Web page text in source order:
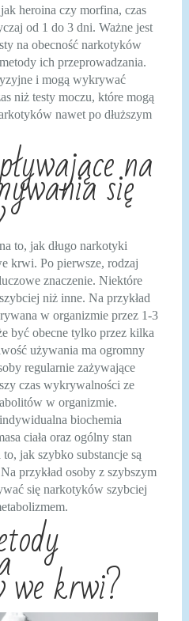
heroina czy morfina, czas
od 1 do 3 dni. Ważne jest
na obecność narkotyków
ich przeprowadzania.
i mogą wykrywać
niż testy moczu, które mogą
nawet po dłuższym
na
się
to, jak długo narkotyki
krwi. Po pierwsze, rodzaj
znaczenie. Niektóre
niż inne. Na przykład
w organizmie przez 1-3
być obecne tylko przez kilka
używania ma ogromny
regularnie zażywające
czas wykrywalności ze
w organizmie.
biochemia
ciała oraz ogólny stan
jak szybko substancje są
przykład osoby z szybszym
się narkotyków szybciej
krwi?